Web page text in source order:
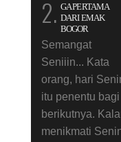
GA PERTAMA
DARI EMAK
BOGOR
Semangat
Seniiin... Kata
orang, hari
itu penentu
berikutnya.
menikmati